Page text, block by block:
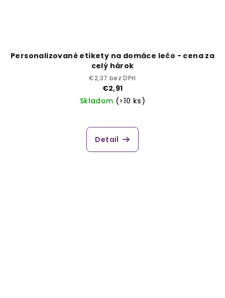
Personalizované etikety na domáce lečo - cena za
celý hárok
€2,37 bez DPH
€2,91
Skladom (>10 ks)
Detail